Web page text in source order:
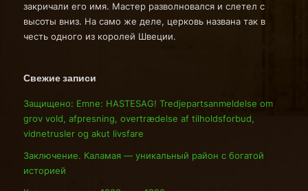
закричали его имя. Мастер разволновался и слетел с
высоты вниз. На само же деле, церковь названа так в
честь одного из королей Швеции.
Свежие записи
Защищено: Emne: HASTESAG! Tredjepartsanmeldelse om
grov vold, afpresning, overtrædelse af tilholdsforbud,
vidnetrusler og akut livsfare
Заключение. Каламая — уникальный район с богатой
историей